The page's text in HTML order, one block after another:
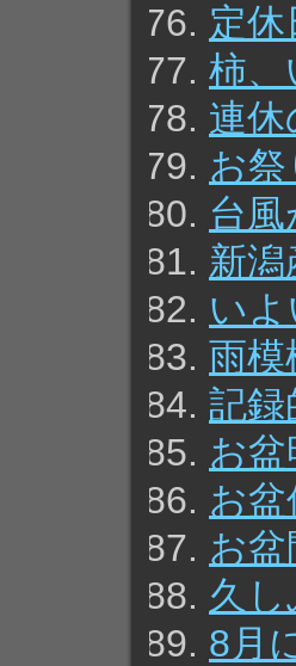
定
柿、
連
お祭
台風
新潟
い
雨模
記録
お盆
お
お
久し
8月